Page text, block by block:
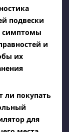
подвески
симптомы
и
их
ли покупать
для